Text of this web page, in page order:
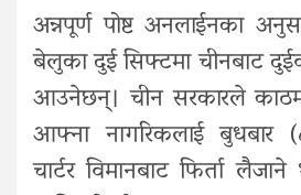
अन्नपूर्ण पोष्ट अनलाईनका
बेलुका दुई सिफ्टमा चीनबाट
आउनेछन्। चीन सरकारले
आफ्ना नागरिकलाई बुधबार
चार्टर विमानबाट फिर्ता